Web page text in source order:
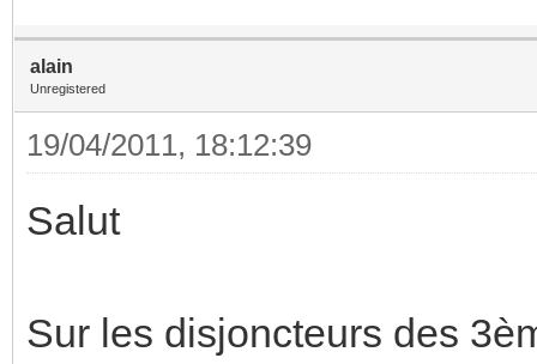
alain
Unregistered
19/04/2011, 18:12:39
Salut
Sur les disjoncteurs des